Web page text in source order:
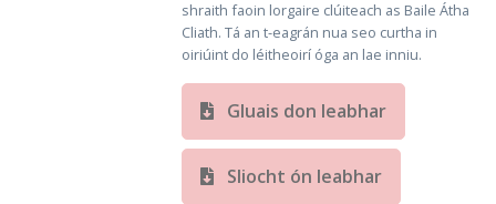
shraith faoin lorgaire clúiteach as Baile Átha
Cliath. Tá an t-eagrán nua seo curtha in
oiriúint do léitheoirí óga an lae inniu.
Gluais don leabhar
Sliocht ón leabhar